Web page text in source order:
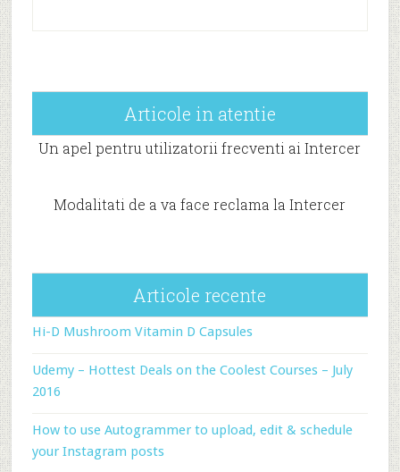
Articole in atentie
Un apel pentru utilizatorii frecventi ai Intercer
Modalitati de a va face reclama la Intercer
Articole recente
Hi-D Mushroom Vitamin D Capsules
Udemy – Hottest Deals on the Coolest Courses – July
2016
How to use Autogrammer to upload, edit & schedule
your Instagram posts